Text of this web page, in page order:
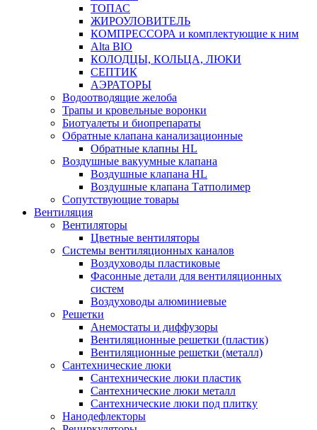
ТОПАС
ЖИРОУЛОВИТЕЛЬ
КОМПРЕССОРА и комплектующие к ним
Alta BIO
КОЛОДЦЫ, КОЛЬЦА, ЛЮКИ
СЕПТИК
АЭРАТОРЫ
Водоотводящие желоба
Трапы и кровельные воронки
Биотуалеты и биопрепараты
Обратные клапана канализационные
Обратные клапны HL
Воздушные вакуумные клапана
Воздушные клапана HL
Воздушные клапана Татполимер
Сопутствующие товары
Вентиляция
Вентиляторы
Цветные вентиляторы
Системы вентиляционных каналов
Воздуховоды пластиковые
Фасонные детали для вентиляционных
систем
Воздуховоды алюминиевые
Решетки
Анемостаты и диффузоры
Вентиляционные решетки (пластик)
Вентиляционные решетки (металл)
Сантехнические люки
Сантехнические люки пластик
Сантехнические люки металл
Сантехнические люки под плитку
Нанодефлекторы